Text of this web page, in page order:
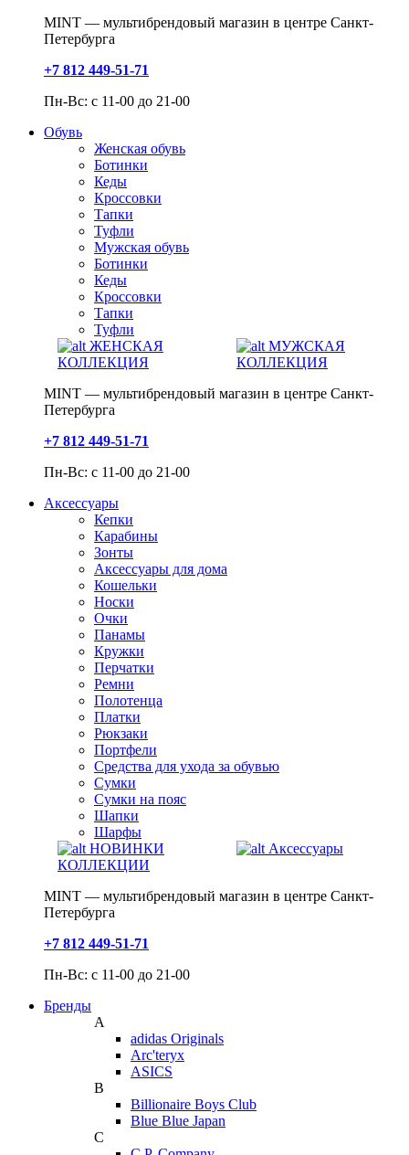
MINT — мультибрендовый магазин в центре Санкт-
Петербурга
+7 812 449-51-71
Пн-Вс: с 11-00 до 21-00
Обувь
Женская обувь
Ботинки
Кеды
Кроссовки
Тапки
Туфли
Мужская обувь
Ботинки
Кеды
Кроссовки
Тапки
Туфли
ЖЕНСКАЯ
КОЛЛЕКЦИЯ
МУЖСКАЯ
КОЛЛЕКЦИЯ
MINT — мультибрендовый магазин в центре Санкт-
Петербурга
+7 812 449-51-71
Пн-Вс: с 11-00 до 21-00
Аксессуары
Кепки
Карабины
Зонты
Аксессуары для дома
Кошельки
Носки
Очки
Панамы
Кружки
Перчатки
Ремни
Полотенца
Платки
Рюкзаки
Портфели
Средства для ухода за обувью
Сумки
Сумки на пояс
Шапки
Шарфы
НОВИНКИ
КОЛЛЕКЦИИ
Аксессуары
MINT — мультибрендовый магазин в центре Санкт-
Петербурга
+7 812 449-51-71
Пн-Вс: с 11-00 до 21-00
Бренды
A
adidas Originals
Arc'teryx
ASICS
B
Billionaire Boys Club
Blue Blue Japan
C